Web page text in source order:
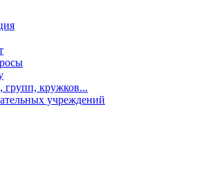
групп, кружков...
учреждений